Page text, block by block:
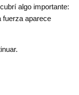
algo importante:
fuerza aparece